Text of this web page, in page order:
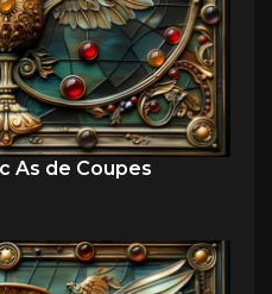
As de Coupes